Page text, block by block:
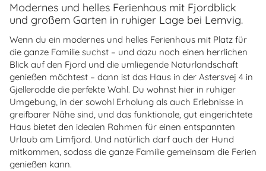
Modernes und helles Ferienhaus mit Fjordblick
und großem Garten in ruhiger Lage bei Lemvig.
Wenn du ein modernes und helles Ferienhaus mit Platz für
die ganze Familie suchst – und dazu noch einen herrlichen
Blick auf den Fjord und die umliegende Naturlandschaft
genießen möchtest – dann ist das Haus in der Astersvej 4 in
Gjellerodde die perfekte Wahl. Du wohnst hier in ruhiger
Umgebung, in der sowohl Erholung als auch Erlebnisse in
greifbarer Nähe sind, und das funktionale, gut eingerichtete
Haus bietet den idealen Rahmen für einen entspannten
Urlaub am Limfjord. Und natürlich darf auch der Hund
mitkommen, sodass die ganze Familie gemeinsam die Ferien
genießen kann.